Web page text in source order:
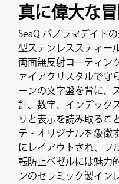
真に偉大な
SeaQ パノラマデイト
型ステンレススティー
両面無反射コーティン
ァイアクリスタルで守
ーンの文字盤を背に、
針、数字、インデック
りと表示を読み取るこ
テ・オリジナルを象徴
にレイアウトされ、フ
転防止ベゼルには魅力
ンのセラミック製イン